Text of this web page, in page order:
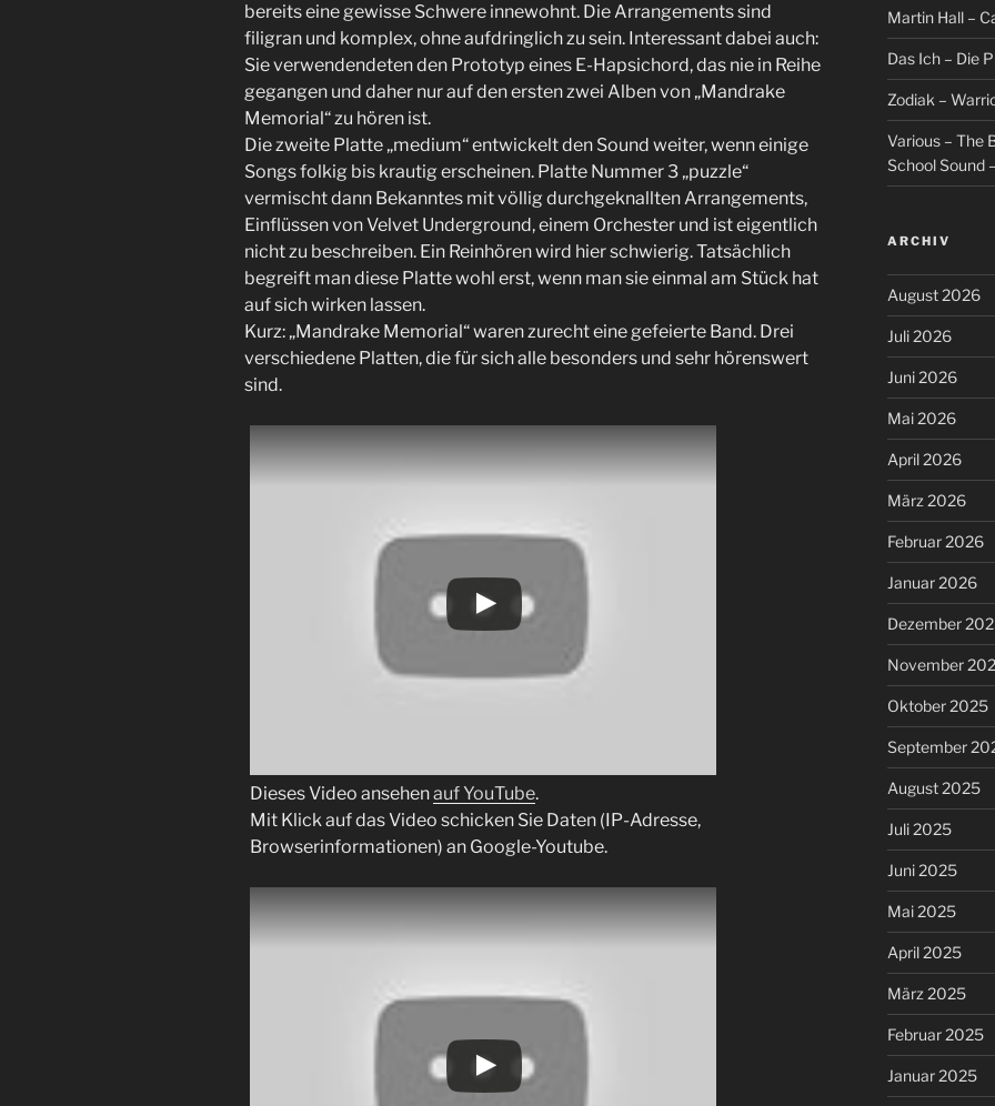
bereits eine gewisse Schwere innewohnt. Die Arrangements sind
filigran und komplex, ohne aufdringlich zu sein. Interessant dabei auch:
Sie verwendendeten den Prototyp eines E-Hapsichord, das nie in Reihe
gegangen und daher nur auf den ersten zwei Alben von „Mandrake
Memorial“ zu hören ist.
Die zweite Platte „medium“ entwickelt den Sound weiter, wenn einige
Songs folkig bis krautig erscheinen. Platte Nummer 3 „puzzle“
vermischt dann Bekanntes mit völlig durchgeknallten Arrangements,
Einflüssen von Velvet Underground, einem Orchester und ist eigentlich
nicht zu beschreiben. Ein Reinhören wird hier schwierig. Tatsächlich
begreift man diese Platte wohl erst, wenn man sie einmal am Stück hat
auf sich wirken lassen.
Kurz: „Mandrake Memorial“ waren zurecht eine gefeierte Band. Drei
verschiedene Platten, die für sich alle besonders und sehr hörenswert
sind.
Dieses Video ansehenauf YouTube.
Mit Klick auf das Video schicken Sie Daten (IP-Adresse,
Browserinformationen) an Google-Youtube.
Martin Hall –
Das Ich – Die
Zodiak –
Various – The
School Sound
ARCHIV
August 2026
Juli 2026
Juni 2026
Mai 2026
April 2026
März 2026
Februar 2026
Januar 2026
Dezember
November
Oktober 2025
September
August 2025
Juli 2025
Juni 2025
Mai 2025
April 2025
März 2025
Februar 2025
Januar 2025